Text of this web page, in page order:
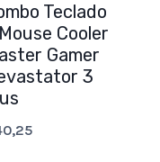
Teclado
Cooler
Gamer
3